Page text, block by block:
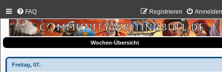
FAQ Registrieren
Wochen-Übersicht
Freitag, 07.